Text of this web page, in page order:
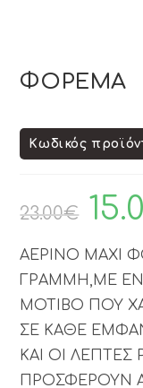
ΦΟΡΕΜΑ
Κωδικός
23.00€
ΑΕΡΙΝΟ MAXI
ΓΡΑΜΜΗ,ΜΕ
ΜΟΤΙΒΟ ΠΟΥ
ΣΕ ΚΑΘΕ
ΚΑΙ ΟΙ
ΠΡΟΣΦΕΡΟΥΝ